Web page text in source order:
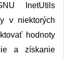
InetUtils
v niektorých
hodnoty
a získanie